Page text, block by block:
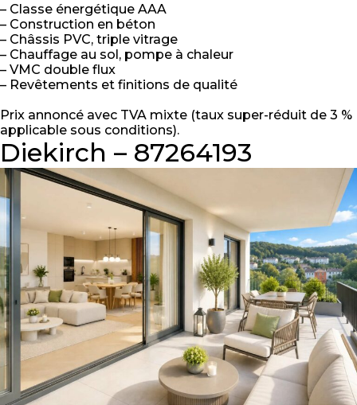
– Classe énergétique AAA
– Construction en béton
– Châssis PVC, triple vitrage
– Chauffage au sol, pompe à chaleur
– VMC double flux
– Revêtements et finitions de qualité
Prix annoncé avec TVA mixte (taux super-réduit de 3 %
applicable sous conditions).
Diekirch – 87264193